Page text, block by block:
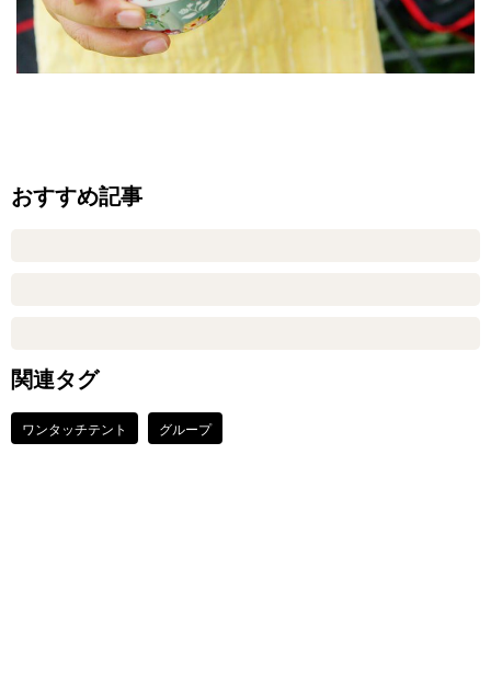
おすすめ記事
関連タグ
ワンタッチテント グループ